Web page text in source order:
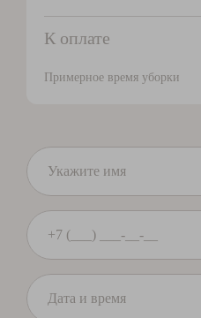
К оплате
Примерное время уборки